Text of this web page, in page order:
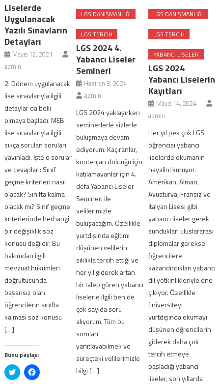
Liselerde
Uygulanacak
Yazılı Sınavların
Detayları
Mayıs 12, 2021
admin
2. Dönem uygulanacak
lise sınavlarıyla ilgili
detaylar da belli
olmaya başladı. MEB
lise sınavlarıyla ilgili
sıkça sorulan soruları
yayınladı. İşte o sorular
ve cevapları: Sınıf
geçme kriterleri nasıl
olacak? Sınıfta kalma
olacak mı? Sınıf geçme
kriterlerinde herhangi
bir değişiklik söz
konusu değildir. Bu
bakımdan ilgili
mevzuat hükümleri
doğrultusunda
başarısız olan
öğrencilerin sınıfta
kalması söz konusu
[…]
Bunu paylaş:
Twitter
üzerinde
Facebook'ta
paylaşmak
LGS DANIŞMANLIĞI
LGS TERCIH
LGS 2024 4.
Yabancı Liseler
Semineri
Haziran 8, 2024
admin
LGS 2024 yaklaşırken
seminerlerle sizlerle
buluşmaya devam
ediyorum. Kaçıranlar,
kontenjan dolduğu için
katılamayanlar için 4.
defa Yabancı Liseler
Semineri ile
velilerimizle
buluşacağım. Özellikle
yurtdışında eğitimi
düşünen velilerin
sıklıkla tercih ettiği ve
her yıl giderek artan
bir talep gören yabancı
liselerle ilgili ben de
çok sayıda soru
alıyorum. Tüm bu
soruları
yanıtlayabilmek ve
süreçteki velilerimizle
bilgi […]
LGS DANIŞMANLIĞI
LGS TERCIH
YABANCI LISELER
LGS 2024
Yabancı Liselerin
Kayıtları
Mayıs 14, 2024
admin
Her yıl pek çok LGS
öğrencisi yabancı
liselerde okumanın
hayalini kuruyor.
Amerikan, Alman,
Avusturya, Fransız ve
İtalyan Lisesi gibi
yabancı liseler gerek
sundukları uluslararası
diplomalar gerekse
öğrencilere
kazandırdıkları yabancı
dil yetkinlikleriyle öne
çıkıyor. Özellikle
üniversiteyi
yurtdışında okumayı
düşünen öğrencilerin
giderek daha çok
tercih etmeye
başladığı yabancı
liseler, son yıllarda